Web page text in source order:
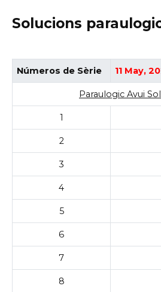
Solucions
Números de Sèrie 11 May,
Paraulogic Avui
1
2
3
4
5
6
7
8